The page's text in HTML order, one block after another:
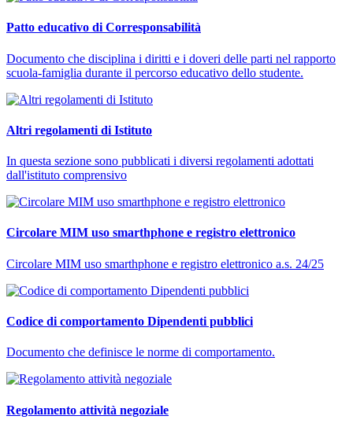
Patto educativo di Corresponsabilità
Documento che disciplina i diritti e i doveri delle parti nel rapporto
scuola-famiglia durante il percorso educativo dello studente.
Altri regolamenti di Istituto
In questa sezione sono pubblicati i diversi regolamenti adottati
dall'istituto comprensivo
Circolare MIM uso smarthphone e registro elettronico
Circolare MIM uso smarthphone e registro elettronico a.s. 24/25
Codice di comportamento Dipendenti pubblici
Documento che definisce le norme di comportamento.
Regolamento attività negoziale